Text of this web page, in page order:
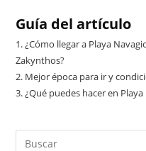
Guía del artículo
1.¿Cómo llegar a Playa
Zakynthos?
2. Mejor época para ir y
3.¿Qué puedes hacer en